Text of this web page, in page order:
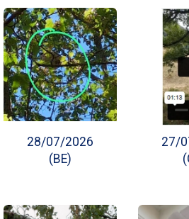
28/07/2026
(BE)
27/